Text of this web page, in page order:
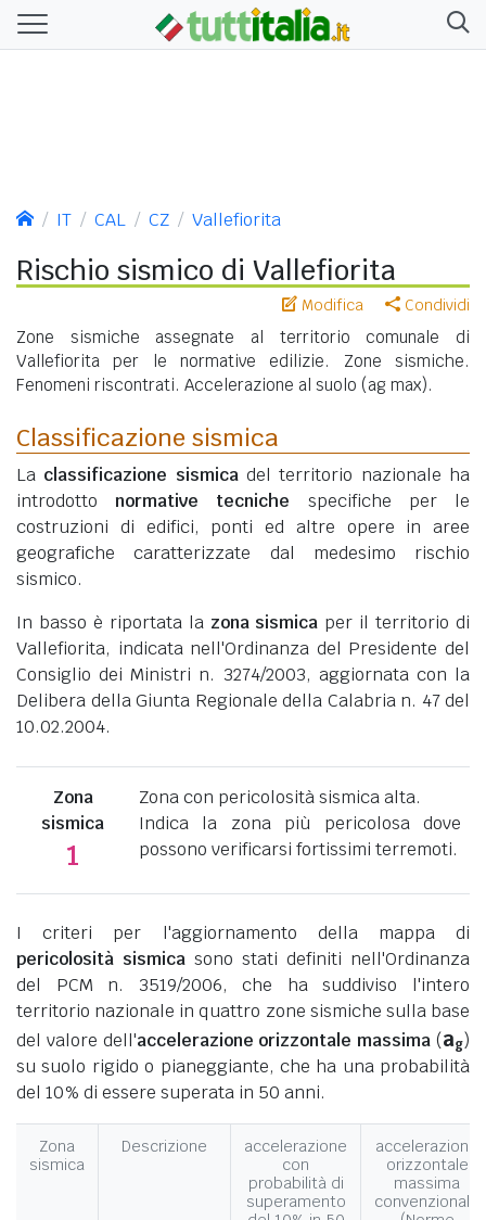
IT CAL CZ Vallefiorita
Rischio sismico di Vallefiorita
Modifica Condividi
Zone sismiche assegnate al territorio comunale di
Vallefiorita per le normative edilizie. Zone sismiche.
Fenomeni riscontrati. Accelerazione al suolo (ag max).
Classificazione sismica
La classificazione sismicadel territorio nazionale ha
introdotto normative tecniche specifiche per le
costruzioni di edifici, ponti ed altre opere in aree
geografiche caratterizzate dal medesimo rischio
sismico.
In basso è riportata la zona sismica per il territorio di
Vallefiorita, indicata nell'Ordinanza del Presidente del
Consiglio dei Ministri n. 3274/2003, aggiornata con la
Delibera della Giunta Regionale della Calabria n. 47 del
10.02.2004.
Zona
sismica
1
Zona con pericolosità sismica alta.
Indica la zona più pericolosa dove
possono verificarsi fortissimi terremoti.
I criteri per l'aggiornamento della mappa di
pericolosità sismica sono stati definiti nell'Ordinanza
del PCM n. 3519/2006, che ha suddiviso l'intero
territorio nazionale in quattro zone sismiche sulla base
del valore dell'accelerazione orizzontale massima (ag)
su suolo rigido o pianeggiante, che ha una probabilità
del 10% di essere superata in 50 anni.
Zona
sismica
Descrizione
accelerazione
con
probabilità di
superamento
accelerazione
orizzontale
massima
convenzionale